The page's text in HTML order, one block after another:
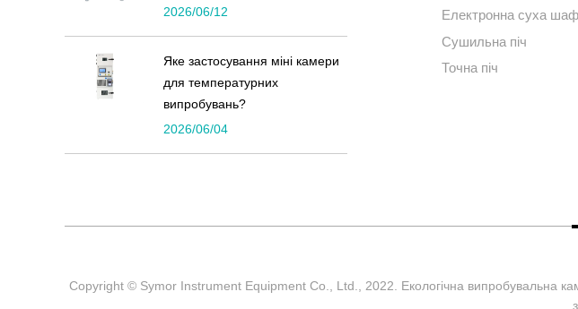
2026/06/12
Яке застосування міні камери
для температурних
випробувань?
2026/06/04
Електронна суха
Сушильна піч
Точна піч
Copyright © Symor Instrument Equipment Co., Ltd., 2022. Екологічна випробувальна